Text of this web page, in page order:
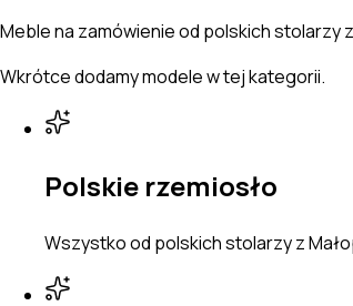
Meble na zamówienie od polskich stolarzy
Wkrótce dodamy modele w tej kategorii.
Polskie rzemiosło
Wszystko od polskich stolarzy z